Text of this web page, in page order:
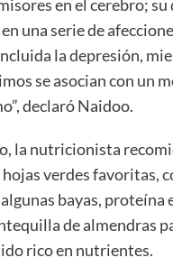
en el cerebro; su
una serie de
la depresión,
se asocian con un
declaró Naidoo.
la nutricionista
verdes favoritas,
bayas, proteína
de almendras
rico en nutrientes.